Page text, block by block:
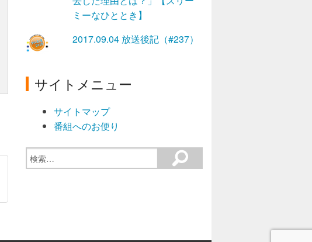
ミーなひととき】
2017.09.04 放送後記（#237）
サイトメニュー
サイトマップ
番組へのお便り